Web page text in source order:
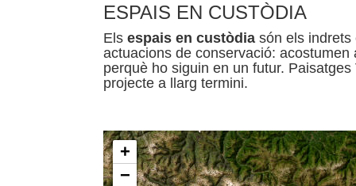
ESPAIS EN CUSTÒDIA
Els espais en custòdia són els indrets
actuacions de conservació:
perquè ho siguin en un futur.
projecte a llarg termini.
+
−